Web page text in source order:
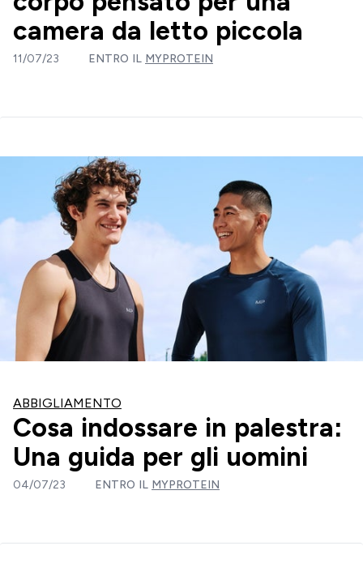
camera da letto piccola
11/07/23 ENTRO IL MYPROTEIN
ABBIGLIAMENTO
Cosa indossare in palestra:
Una guida per gli uomini
04/07/23 ENTRO IL MYPROTEIN